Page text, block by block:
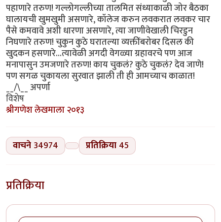
पहाणारे तरुण! गल्लोगल्लीच्या तालमित संध्याकाळी जोर बैठका
घालायची खुमखुमी असणारे, कॉलेज करुन लवकरात लवकर चार
पैसे कमवावे अशी धारणा असणारे, त्या जाणीवेखाली चिरडुन
निघणारे तरुण! चुकुन कुठे घरातल्या व्यक्तींबरोबर दिसल की
खुदकन हसणारे...त्यावेळी अगदी वेगळ्या ग्रहावरचे पण आज
मनापासुन उमजणारे तरुण! काय चुकलं? कुठे चुकलं? देव जाणे!
पण सगळ चुकायला सुरवात झाली ती ही आमच्याच काळात!
__/\__ अपर्णा
विशेष
श्रीगणेश लेखमाला २०१३
वाचने 34974 प्रतिक्रिया 45
प्रतिक्रिया